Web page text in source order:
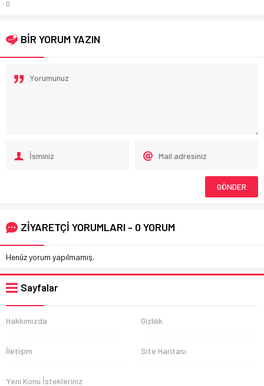
BİR YORUM YAZIN
ZİYARETÇİ YORUMLARI - 0 YORUM
Henüz yorum yapılmamış.
Sayfalar
Hakkımızda Gizlilik
İletişim Site Haritası
Yeni Konu İstekleriniz